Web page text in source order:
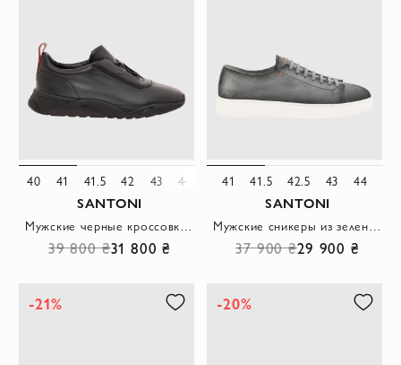
40 41 41.5 42 43 44
SANTONI
Мужские черные кроссовки из гладкой кожи с перфорацией
39 800 ₴31 800 ₴
41 41.5 42.5 43 44
SANTONI
Мужские сникеры из зеленой патинированной замши с мягкой текстурой
37 900 ₴29 900 ₴
-21% -20%